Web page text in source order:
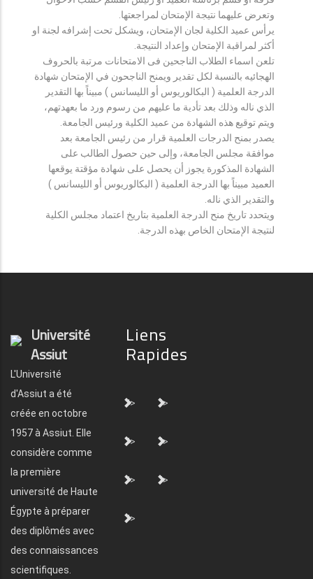
وتعرض عليهما نتيجة الإمتحان لمراجعتها.
يرأس عميد الكلية لجان الإمتحان، ويشكل تحت إشرافه لجنة او
أكثر لمراقبة الإمتحان وإعداد النتيجة.
تلعن اسماء الطلاب الناجحين فى الامتحانات مرتبة بالحروف
الهجائيه بالنسبة لكل تقدير ويمنح الناجحون في الإمتحان شهادة
الدرجة العلمية ( البكالوريوس أو الليسانس ) مبيناً بها التقدير
الذي ناله وذلك بعد تأدية ما عليهم من رسوم ورد ما بعهدتهم،
ويتم توقيع هذه الشهادة من عميد الكلية ورئيس الجامعة.
يصدر بمنح الدرجات العلمية قرار من رئيس الجامعة بعد
موافقة مجلس الجامعة، وإلى حين حصول الطالب على
الشهادة المذكورة يجوز أن يحصل على شهادة مؤقتة يوقعها
العميد مبيناً بها الدرجة العلمية ( البكالوريوس أو الليسانس )
والتقدير الذي ناله.
ويتحدد تاريخ منح الدرجة العلمية بتاريخ اعتماد مجلس الكلية
لنتيجة الإمتحان الخاص بهذه الدرجة.
Université
Assiut
L'Université
d'Assiut a été
créée en octobre
1957 à Assiut. Elle
considère comme
la première
université de Haute
Égypte à préparer
des diplômés avec
des connaissances
scientifiques.
Liens
Rapides
"> ">
"> ">
"> ">
">